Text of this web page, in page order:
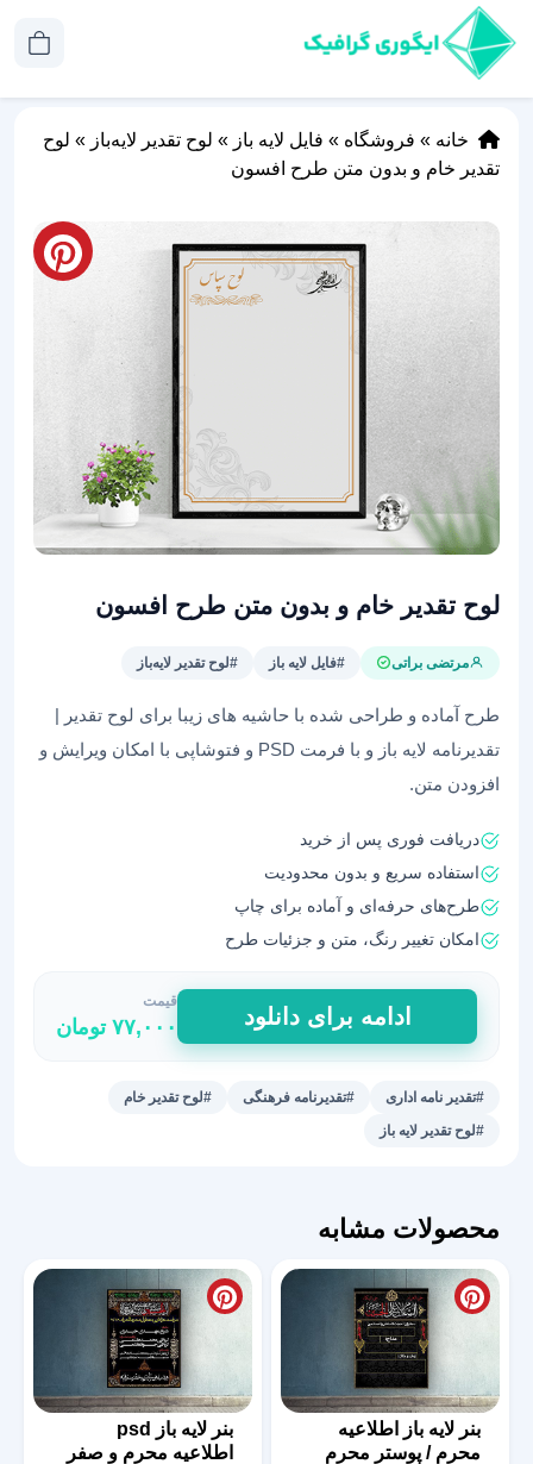
خانه » فروشگاه » فایل لایه باز » لوح تقدیر لایه‌باز » لوح
تقدیر خام و بدون متن طرح افسون
لوح تقدیر خام و بدون متن طرح افسون
مرتضی براتی #فایل لایه باز #لوح تقدیر لایه‌باز
طرح آماده و طراحی شده با حاشیه های زیبا برای لوح تقدیر |
تقدیرنامه لایه باز و با فرمت PSD و فتوشاپی با امکان ویرایش و
افزودن متن.
دریافت فوری پس از خرید
استفاده سریع و بدون محدودیت
طرح‌های حرفه‌ای و آماده برای چاپ
امکان تغییر رنگ، متن و جزئیات طرح
لوح
تقدیر
خام
و
متن
عدد
ادامه برای دانلود
قیمت
۷۷,۰۰۰ تومان
#تقدیر نامه اداری #تقدیرنامه فرهنگی
#لوح تقدیر خام
#لوح تقدیر لایه باز
محصولات مشابه
بنر لایه باز اطلاعیه
محرم / پوستر محرم
بنر لایه باز psd
اطلاعیه محرم و صفر